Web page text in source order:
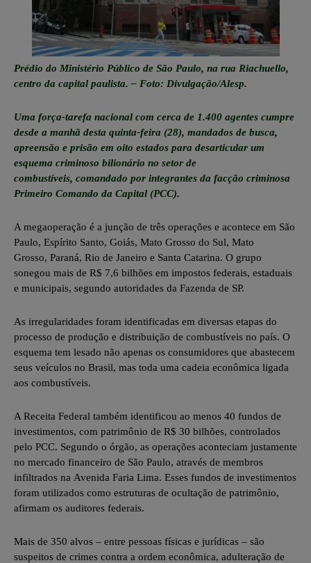
Prédio do Ministério Público de São Paulo, na rua Riachuello,
centro da capital paulista. – Foto: Divulgação/Alesp.
Uma força-tarefa nacional com cerca de 1.400 agentes cumpre
desde a manhã desta quinta-feira (28), mandados de busca,
apreensão e prisão em oito estados para desarticular um
esquema criminoso bilionário no setor de
combustíveis, comandado por integrantes da facção criminosa
Primeiro Comando da Capital (PCC).
A megaoperação é a junção de três operações e acontece em São
Paulo, Espírito Santo, Goiás, Mato Grosso do Sul, Mato
Grosso, Paraná, Rio de Janeiro e Santa Catarina. O grupo
sonegou mais de R$ 7,6 bilhões em impostos federais, estaduais
e municipais, segundo autoridades da Fazenda de SP.
As irregularidades foram identificadas em diversas etapas do
processo de produção e distribuição de combustíveis no país. O
esquema tem lesado não apenas os consumidores que abastecem
seus veículos no Brasil, mas toda uma cadeia econômica ligada
aos combustíveis.
A Receita Federal também identificou ao menos 40 fundos de
investimentos, com patrimônio de R$ 30 bilhões, controlados
pelo PCC. Segundo o órgão, as operações aconteciam justamente
no mercado financeiro de São Paulo, através de membros
infiltrados na Avenida Faria Lima. Esses fundos de investimentos
foram utilizados como estruturas de ocultação de patrimônio,
afirmam os auditores federais.
Mais de 350 alvos – entre pessoas físicas e jurídicas – são
suspeitos de crimes contra a ordem econômica, adulteração de